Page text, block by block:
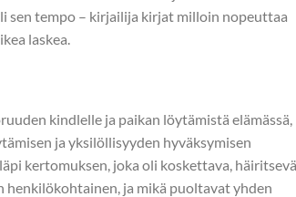
sen tempo – kirjailija kirjat milloin nopeuttaa
laskea.
kindlelle ja paikan löytämistä elämässä,
ja yksilöllisyyden hyväksymisen
kertomuksen, joka oli koskettava, häiritsevä
ja mikä puoltavat yhden